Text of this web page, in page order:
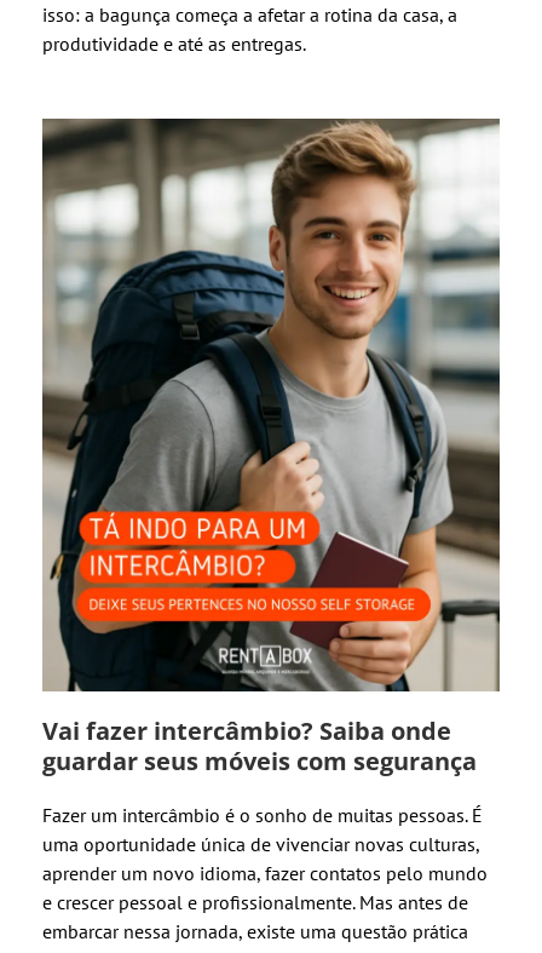
isso: a bagunça começa a afetar a rotina da casa, a
produtividade e até as entregas.
Vai fazer intercâmbio? Saiba onde
guardar seus móveis com segurança
Fazer um intercâmbio é o sonho de muitas pessoas. É
uma oportunidade única de vivenciar novas culturas,
aprender um novo idioma, fazer contatos pelo mundo
e crescer pessoal e profissionalmente. Mas antes de
embarcar nessa jornada, existe uma questão prática